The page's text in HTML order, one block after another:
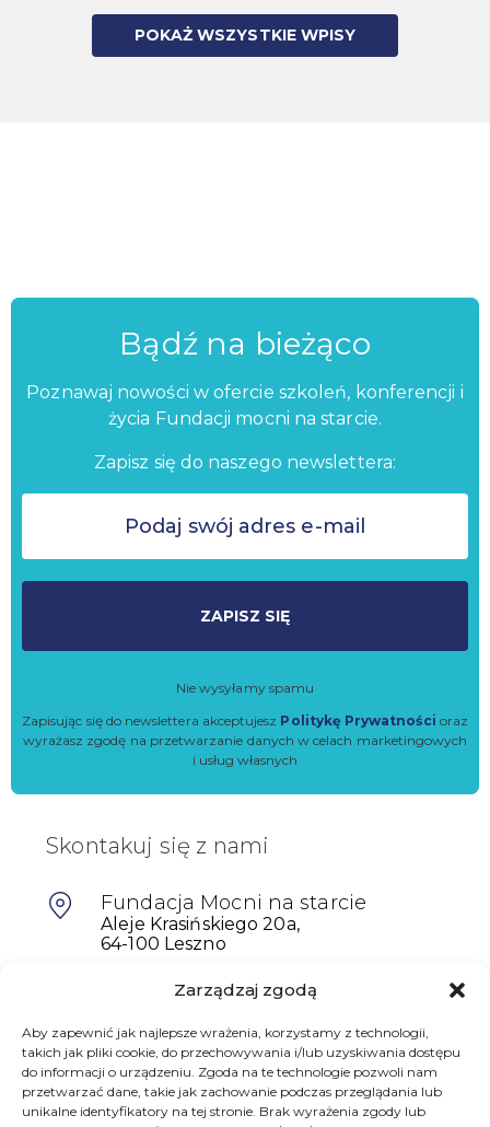
Zarządzaj zgodą
Aby zapewnić jak najlepsze wrażenia, korzystamy z technologii,
takich jak pliki cookie, do przechowywania i/lub uzyskiwania dostępu
do informacji o urządzeniu. Zgoda na te technologie pozwoli nam
przetwarzać dane, takie jak zachowanie podczas przeglądania lub
unikalne identyfikatory na tej stronie. Brak wyrażenia zgody lub
POKAŻ WSZYSTKIE WPISY
Bądź na bieżąco
Poznawaj nowości w ofercie szkoleń, konferencji i
życia Fundacji mocni na starcie.
Zapisz się do naszego newslettera:
ZAPISZ SIĘ
Nie wysyłamy spamu
Zapisując się do newslettera akceptujesz Politykę Prywatności oraz
wyrażasz zgodę na przetwarzanie danych w celach marketingowych
i usług własnych
Skontakuj się z nami
Fundacja Mocni na starcie
Aleje Krasińskiego 20a,
64-100 Leszno
601698402
biuro@mocninastarcie.pl